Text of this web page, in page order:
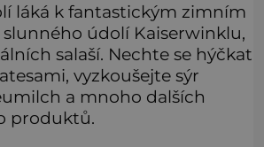
láká k fantastickým zimním
údolí Kaiserwinklu,
salaší. Nechte se hýčkat
vyzkoušejte sýr
a mnoho dalších
produktů.